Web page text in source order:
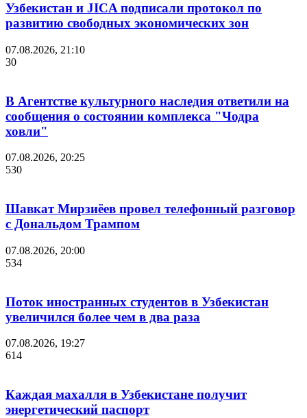
Узбекистан и JICA подписали протокол по
развитию свободных экономических зон
07.08.2026, 21:10
30
В Агентстве культурного наследия ответили на
сообщения о состоянии комплекса "Чодра
ховли"
07.08.2026, 20:25
530
Шавкат Мирзиёев провел телефонный разговор
с Дональдом Трампом
07.08.2026, 20:00
534
Поток иностранных студентов в Узбекистан
увеличился более чем в два раза
07.08.2026, 19:27
614
Каждая махалля в Узбекистане получит
энергетический паспорт